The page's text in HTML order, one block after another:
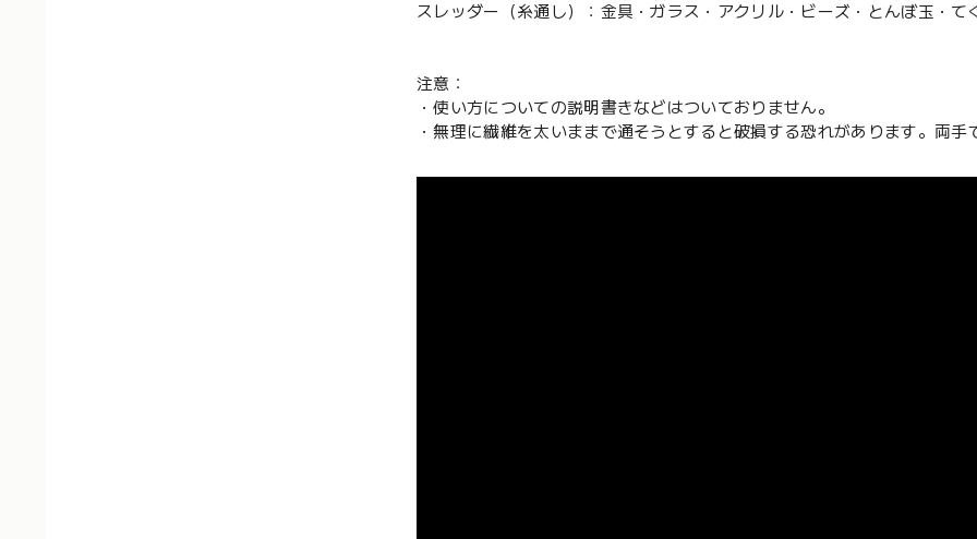
スレッダー（糸通し）：金具・ガラス・アクリル・ビーズ・とんぼ玉・て
注意：
・使い方についての説明書きなどはついておりません。
・無理に繊維を太いままで通そうとすると破損する恐れがあります。両